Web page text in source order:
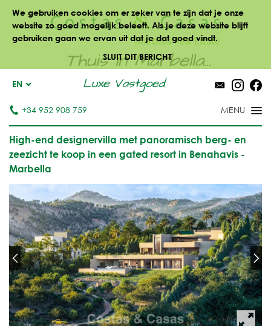
We gebruiken cookies om er zeker van te zijn dat je onze
website zo goed mogelijk beleeft. Als je deze website blijft
gebruiken gaan we ervan uit dat je dat goed vindt.
SLUIT DIT BERICHT
Thuis in Marbella...
Luxe Vastgoed
EN
+34 952 908 759
High-end designervilla met panoramisch berg- en
zeezicht te koop in een gated resort in Benahavis -
Marbella